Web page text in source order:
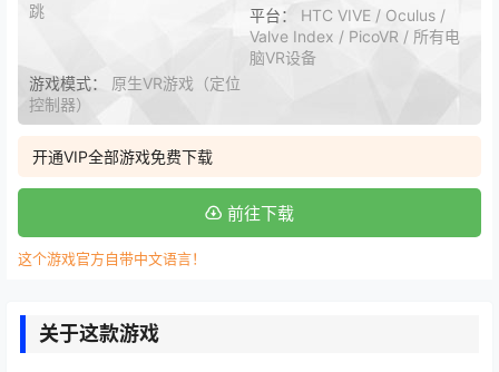
跳
平台： HTC VIVE / Oculus /
Valve Index / PicoVR / 所有电
脑VR设备
游戏模式： 原生VR游戏（定位
控制器）
开通VIP全部游戏免费下载
前往下载
这个游戏官方自带中文语言！
关于这款游戏